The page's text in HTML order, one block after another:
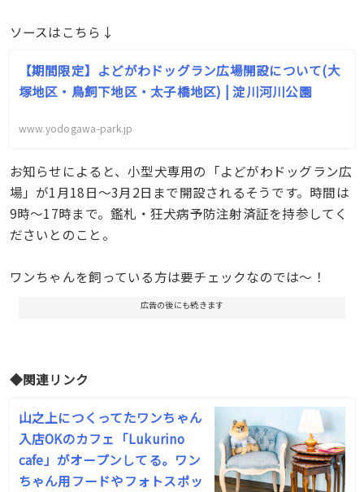
ソースはこちら↓
【期間限定】よどがわドッグラン広場開設について(大
塚地区・鳥飼下地区・太子橋地区) | 淀川河川公園
www.yodogawa-park.jp
お知らせによると、小型犬専用の「よどがわドッグラン広
場」が1月18日〜3月2日まで開設されるそうです。時間は
9時〜17時まで。鑑札・狂犬病予防注射済証を持参してく
ださいとのこと。
ワンちゃんを飼っている方は要チェックなのでは〜！
広告の後にも続きます
◆関連リンク
山之上につくってたワンちゃん
入店OKのカフェ「Lukurino
cafe」がオープンしてる。ワン
ちゃん用フードやフォトスポッ